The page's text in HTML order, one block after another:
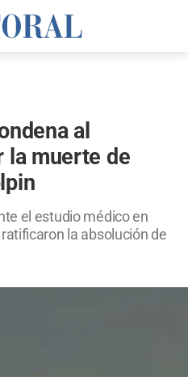
al
la muerte de
el estudio médico en
la absolución de